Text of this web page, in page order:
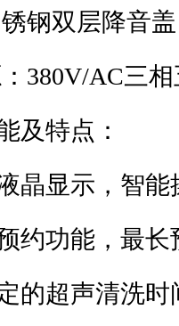
钢双层降音盖
380V/AC三相
及特点：
晶显示，智
约功能，最长
的超声清洗